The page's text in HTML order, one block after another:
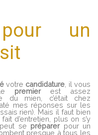
un
votre candidature , il vous
premierest assez
mien, c’était chez
mes réponses sur les
rien). Mais il faut bien
d’entretien, plus on s’y
se préparerpour un
presque à tous les